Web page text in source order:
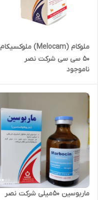
ملوکام (Melocam) ملوکسیکام
۵۰ سی سی شرکت نصر
ناموجود
ماربوسین 50میلی شرکت نصر